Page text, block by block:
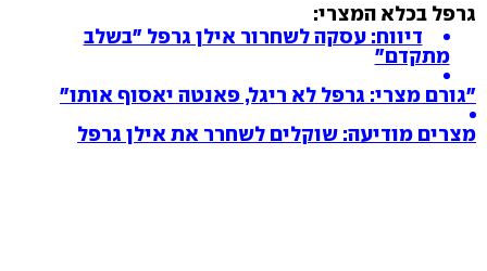
גרפל בכלא המצרי:
דיווח: עסקה לשחרור אילן גרפל "בשלב
מתקדם"
"גורם מצרי: גרפל לא ריגל, פאנטה יאסוף אותו"
מצרים מודיעה: שוקלים לשחרר את אילן גרפל